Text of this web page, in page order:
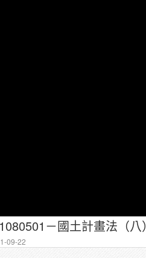
－國土計畫法（八）
09-22